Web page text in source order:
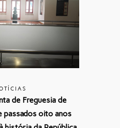
de Freguesia de
passados oito anos